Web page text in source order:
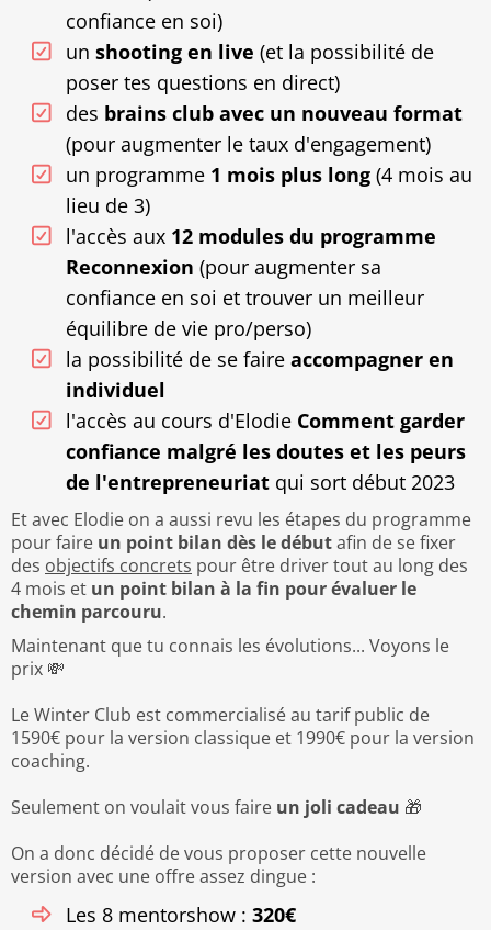
confiance en soi)
un shooting en live (et la possibilité de
poser tes questions en direct)
des brains club avec un nouveau format
(pour augmenter le taux d'engagement)
un programme 1 mois plus long (4 mois au
lieu de 3)
l'accès aux 12 modules du programme
Reconnexion (pour augmenter sa
confiance en soi et trouver un meilleur
équilibre de vie pro/perso)
la possibilité de se faire accompagner en
individuel
l'accès au cours d'Elodie Comment garder
confiance malgré les doutes et les peurs
de l'entrepreneuriat qui sort début 2023
Et avec Elodie on a aussi revu les étapes du programme
pour faire un point bilan dès le débutafin de se fixer
des objectifs concrets pour être driver tout au long des
4 mois et un point bilan à la fin pour évaluer le
chemin parcouru.
Maintenant que tu connais les évolutions... Voyons le
prix 💸
Le Winter Club est commercialisé au tarif public de
1590€ pour la version classique et 1990€ pour la version
coaching.
Seulement on voulait vous faire un joli cadeau 🎁
On a donc décidé de vous proposer cette nouvelle
version avec une offre assez dingue :
Les 8 mentorshow : 320€